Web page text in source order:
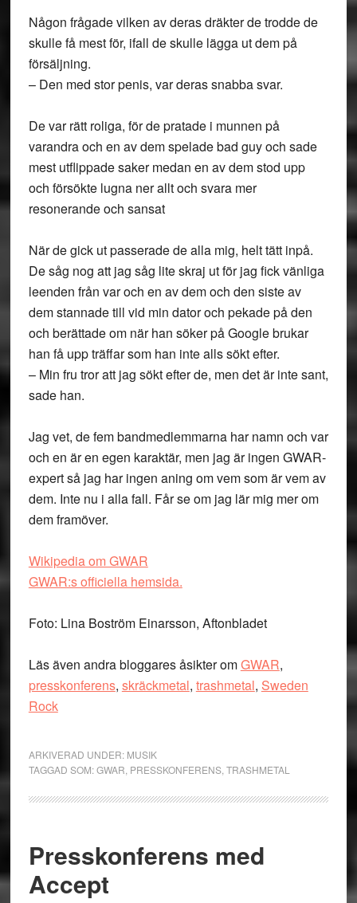
Någon frågade vilken av deras dräkter de trodde de
skulle få mest för, ifall de skulle lägga ut dem på
försäljning.
– Den med stor penis, var deras snabba svar.
De var rätt roliga, för de pratade i munnen på
varandra och en av dem spelade bad guy och sade
mest utflippade saker medan en av dem stod upp
och försökte lugna ner allt och svara mer
resonerande och sansat
När de gick ut passerade de alla mig, helt tätt inpå.
De såg nog att jag såg lite skraj ut för jag fick vänliga
leenden från var och en av dem och den siste av
dem stannade till vid min dator och pekade på den
och berättade om när han söker på Google brukar
han få upp träffar som han inte alls sökt efter.
– Min fru tror att jag sökt efter de, men det är inte sant,
sade han.
Jag vet, de fem bandmedlemmarna har namn och var
och en är en egen karaktär, men jag är ingen GWAR-
expert så jag har ingen aning om vem som är vem av
dem. Inte nu i alla fall. Får se om jag lär mig mer om
dem framöver.
Wikipedia om GWAR
GWAR:s officiella hemsida.
Foto: Lina Boström Einarsson, Aftonbladet
Läs även andra bloggares åsikter omGWAR,
presskonferens, skräckmetal, trashmetal, Sweden
Rock
ARKIVERAD UNDER: MUSIK
TAGGAD SOM:GWAR PRESSKONFERENS, TRASHMETAL
Presskonferens med
Accept